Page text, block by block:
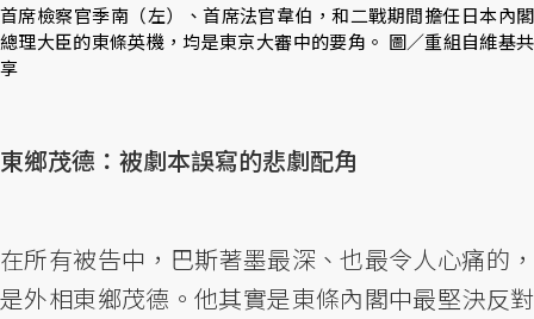
首席檢察官季南（左）、首席法官韋伯，和二戰期間擔任日本內閣
總理大臣的東條英機，均是東京大審中的要角。 圖／重組自維基共
享
東鄉茂德：被劇本誤寫的悲劇配角
在所有被告中，巴斯著墨最深、也最令人心痛的，
是外相東鄉茂德。他其實是東條內閣中最堅決反對